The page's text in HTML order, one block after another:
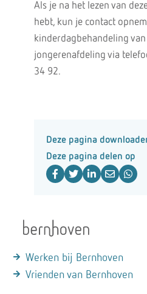
Als je na het lezen van
hebt, kun je contact
kinderdagbehandeling
jongerenafdeling via
34 92.
Deze pagina
Deze pagina delen op
Werken bij Bernhoven
Vrienden van Bernhoven